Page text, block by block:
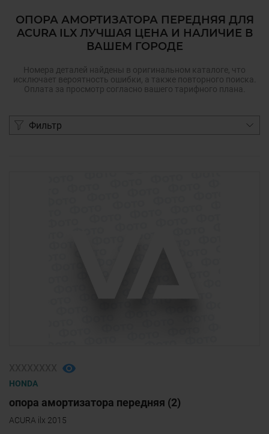
ОПОРА АМОРТИЗАТОРА ПЕРЕДНЯЯ ДЛЯ
ACURA ILX ЛУЧШАЯ ЦЕНА И НАЛИЧИЕ В
ВАШЕМ ГОРОДЕ
Номера деталей найдены в оригинальном каталоге, что
исключает вероятность ошибки, а также повторного поиска.
Оплата за просмотр согласно вашего тарифного плана.
Фильтр
HONDA
опора амортизатора передняя (2)
ACURA ilx 2015